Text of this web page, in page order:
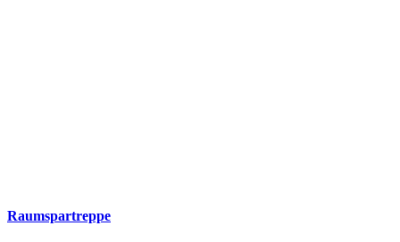
Raumspartreppe